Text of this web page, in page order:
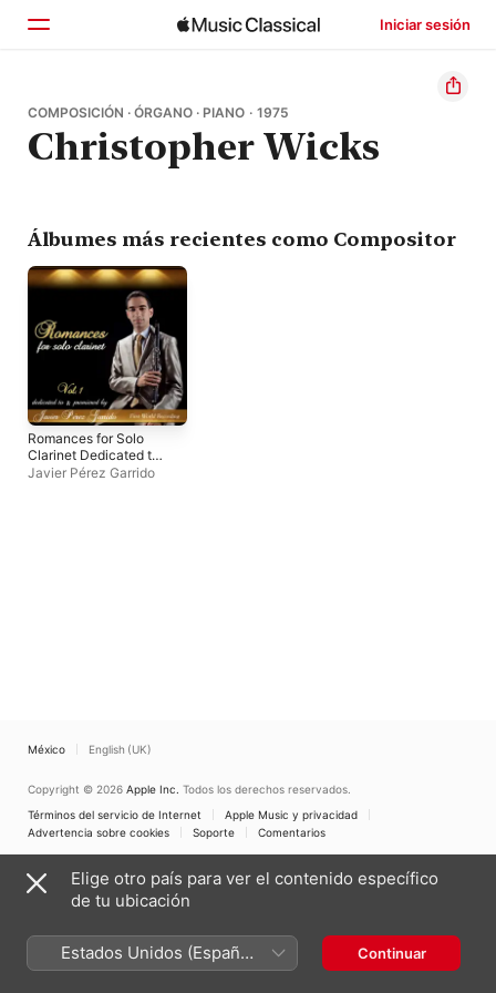
Iniciar sesión
Inicio
Explorar
COMPOSICIÓN · ÓRGANO · PIANO · 1975
Christopher Wicks
Álbumes más recientes como Compositor
Romances for Solo
Clarinet Dedicated to
& Premiered by Javier
Javier Pérez Garrido
México English (UK)
Copyright © 2026 Apple Inc. Todos los derechos reservados.
Términos del servicio de Internet
Apple Music y privacidad
Advertencia sobre cookies
Soporte Comentarios
Elige otro país para ver el contenido específico
de tu ubicación
Estados Unidos (Español
México)
Continuar